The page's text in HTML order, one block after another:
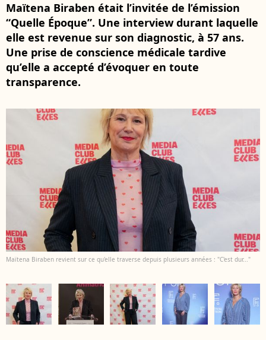
Maïtena Biraben était l’invitée de l’émission
“Quelle Époque”. Une interview durant laquelle
elle est revenue sur son diagnostic, à 57 ans.
Une prise de conscience médicale tardive
qu’elle a accepté d’évoquer en toute
transparence.
Maïtena Biraben revient sur ce qu'elle traverse depuis plusieurs années : "C'est dur..."